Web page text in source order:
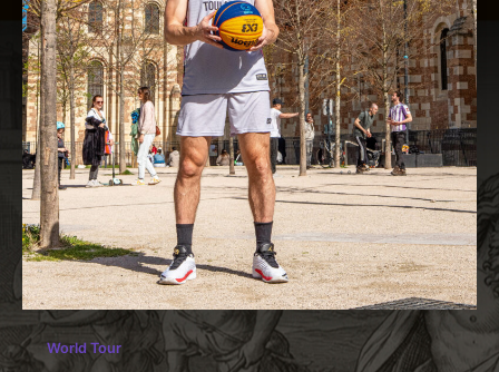
World Tour